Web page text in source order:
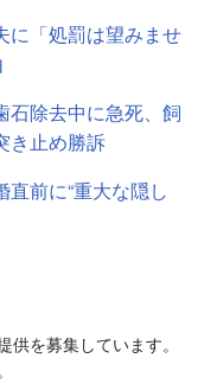
に「処罰は望みませ
除去中に急死、飼
き止め勝訴
前に“重大な隠し
を募集しています。